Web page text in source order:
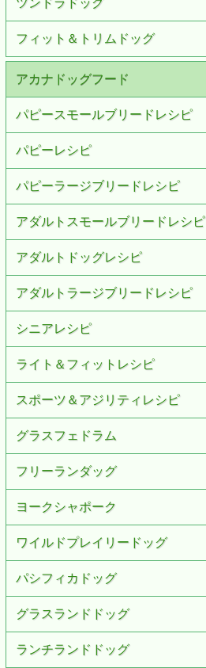
ツンドラドッグ
フィット＆トリムドッグ
アカナドッグフード
パピースモールブリードレシピ
パピーレシピ
パピーラージブリードレシピ
アダルトスモールブリードレシピ
アダルトドッグレシピ
アダルトラージブリードレシピ
シニアレシピ
ライト＆フィットレシピ
スポーツ＆アジリティレシピ
グラスフェドラム
フリーランダッグ
ヨークシャポーク
ワイルドプレイリードッグ
パシフィカドッグ
グラスランドドッグ
ランチランドドッグ